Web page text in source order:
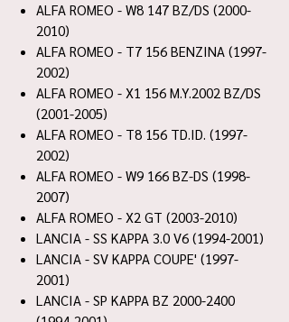
ALFA ROMEO - W8 147 BZ/DS (2000-
2010)
ALFA ROMEO - T7 156 BENZINA (1997-
2002)
ALFA ROMEO - X1 156 M.Y.2002 BZ/DS
(2001-2005)
ALFA ROMEO - T8 156 TD.ID. (1997-
2002)
ALFA ROMEO - W9 166 BZ-DS (1998-
2007)
ALFA ROMEO - X2 GT (2003-2010)
LANCIA - SS KAPPA 3.0 V6 (1994-2001)
LANCIA - SV KAPPA COUPE' (1997-
2001)
LANCIA - SP KAPPA BZ 2000-2400